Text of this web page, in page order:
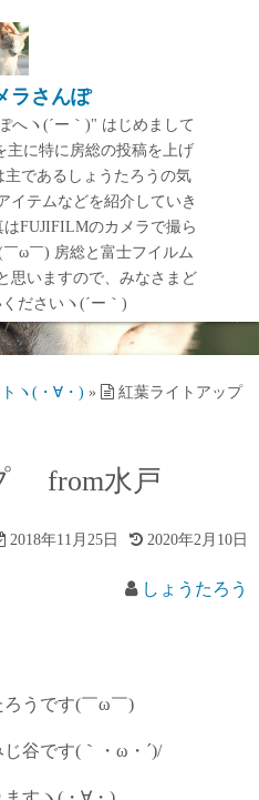
ラさんぽ
へヽ(´ー｀)" はじめまして
主に特に房総の投稿を上げ
主であるしょうたろうの気
イテムなどを紹介していき
FUJIFILMのカメラで撮ら
ω￣) 房総と富士フイルム
思いますので、みなさまど
ださいヽ(´ー｀)
ヽ(・∀・) »
紅葉ライトアップ
from水戸
2018年11月25日 2020年2月10日
しょうたろう
うです(￣ω￣)
谷です(｀・ω・´)/